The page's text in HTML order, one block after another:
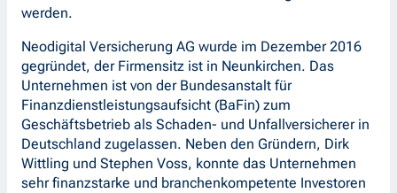
werden.
Neodigital Versicherung AG wurde im Dezember 2016
gegründet, der Firmensitz ist in Neunkirchen. Das
Unternehmen ist von der Bundesanstalt für
Finanzdienstleistungsaufsicht (BaFin) zum
Geschäftsbetrieb als Schaden- und Unfallversicherer in
Deutschland zugelassen. Neben den Gründern, Dirk
Wittling und Stephen Voss, konnte das Unternehmen
sehr finanzstarke und branchenkompetente Investoren